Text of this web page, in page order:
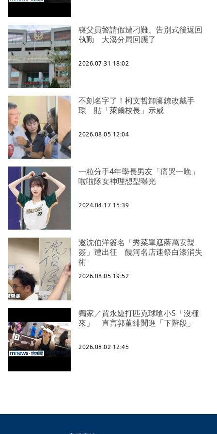
喪父員警請假遭刁難、告別式後返回
執勤 大溪分局回應了
2026.07.31 18:02
不刻名字了！柯文哲卸腳鐐改戴手
環 貼「萊爾校長」示威
2026.08.05 12:04
一粒分手4年學長男友「痛哭一晚」
啦啦隊女神理想型曝光
2024.04.17 15:39
邀沈伯洋簽名「秀菜單遮蔣萬安親
簽」遭出征 饒河名店速祭白漆消失
術
2026.08.05 19:52
獨家／賈永婕打匹克球嗆小S「沒種
來」 直言郭董緋聞進「下階段」
2026.08.02 12:45